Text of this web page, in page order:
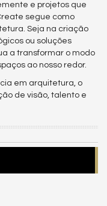
e projetos que
segue como
Seja na criação
ou soluções
a transformar o modo
ao nosso redor.
em arquitetura, o
de visão, talento e